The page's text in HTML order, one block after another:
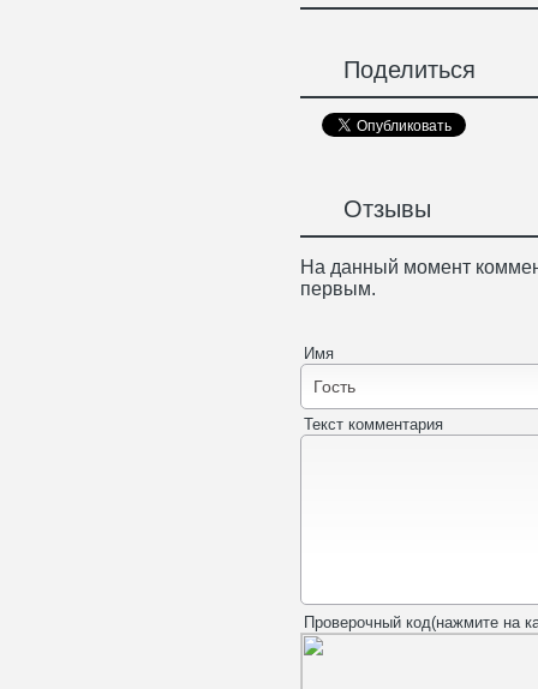
Поделиться
Отзывы
На данный момент
первым.
Имя
Текст комментария
Проверочный код(нажмите на